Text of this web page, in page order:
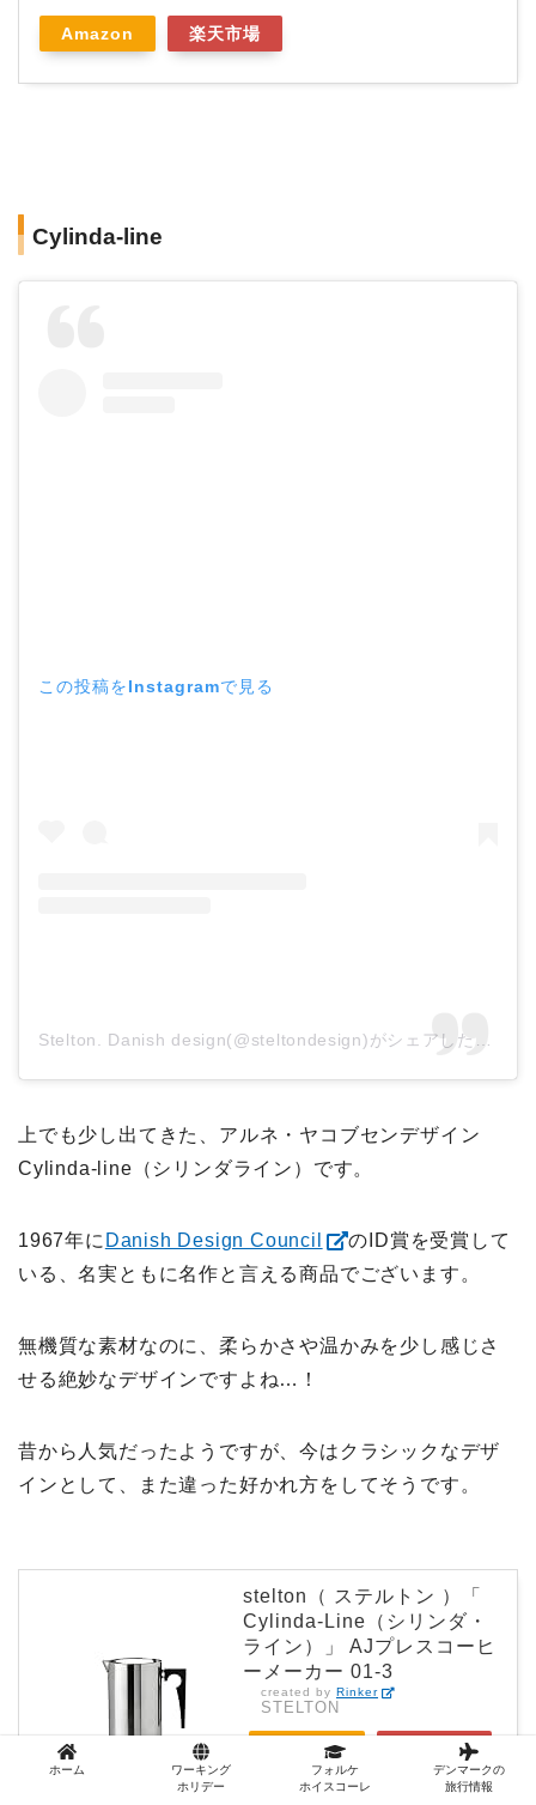
Amazon 楽天市場
Cylinda-line
この投稿をInstagramで見る
Stelton. Danish design(@steltondesign)がシェアした投稿
上でも少し出てきた、アルネ・ヤコブセンデザイン
Cylinda-line（シリンダライン）です。
1967年に Danish Design Council
のID賞を受賞して
いる、名実ともに名作と言える商品でございます。
無機質な素材なのに、柔らかさや温かみを少し感じさ
せる絶妙なデザインですよね…！
昔から人気だったようですが、今はクラシックなデザ
インとして、また違った好かれ方をしてそうです。
stelton（ ステルトン ）「
Cylinda-Line（シリンダ・
ライン）」 AJプレスコーヒ
ーメーカー 01-3
created by Rinker
STELTON
Amazon 楽天市場
ホーム
ワーキング
ホリデー
フォルケ
ホイスコーレ
デンマークの
旅行情報